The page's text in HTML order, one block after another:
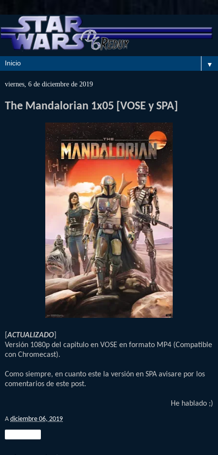
▼
viernes, 6 de diciembre de 2019
The Mandalorian 1x05 [VOSE y SPA]
[ACTUALIZADO
Versión 1080p del capitulo en VOSE en formato MP4 (Compatible
con Chromecast).
Como siempre, en cuanto este la versión en SPA avisare por los
comentarios de este post.
He hablado ;)
A diciembre 06, 2019